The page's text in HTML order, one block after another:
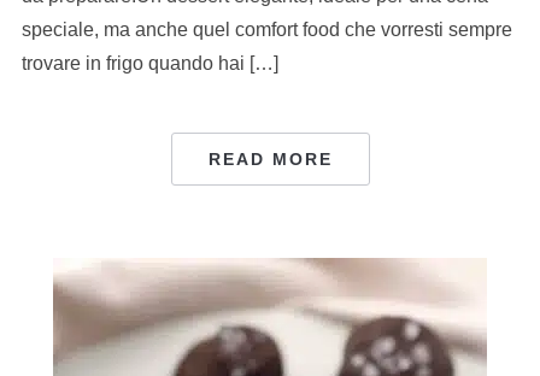
speciale, ma anche quel comfort food che vorresti sempre
trovare in frigo quando hai […]
READ MORE